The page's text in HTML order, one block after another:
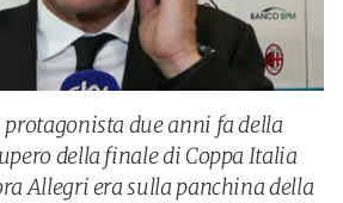
due anni fa della
della finale di Coppa Italia
Allegri era sulla panchina della